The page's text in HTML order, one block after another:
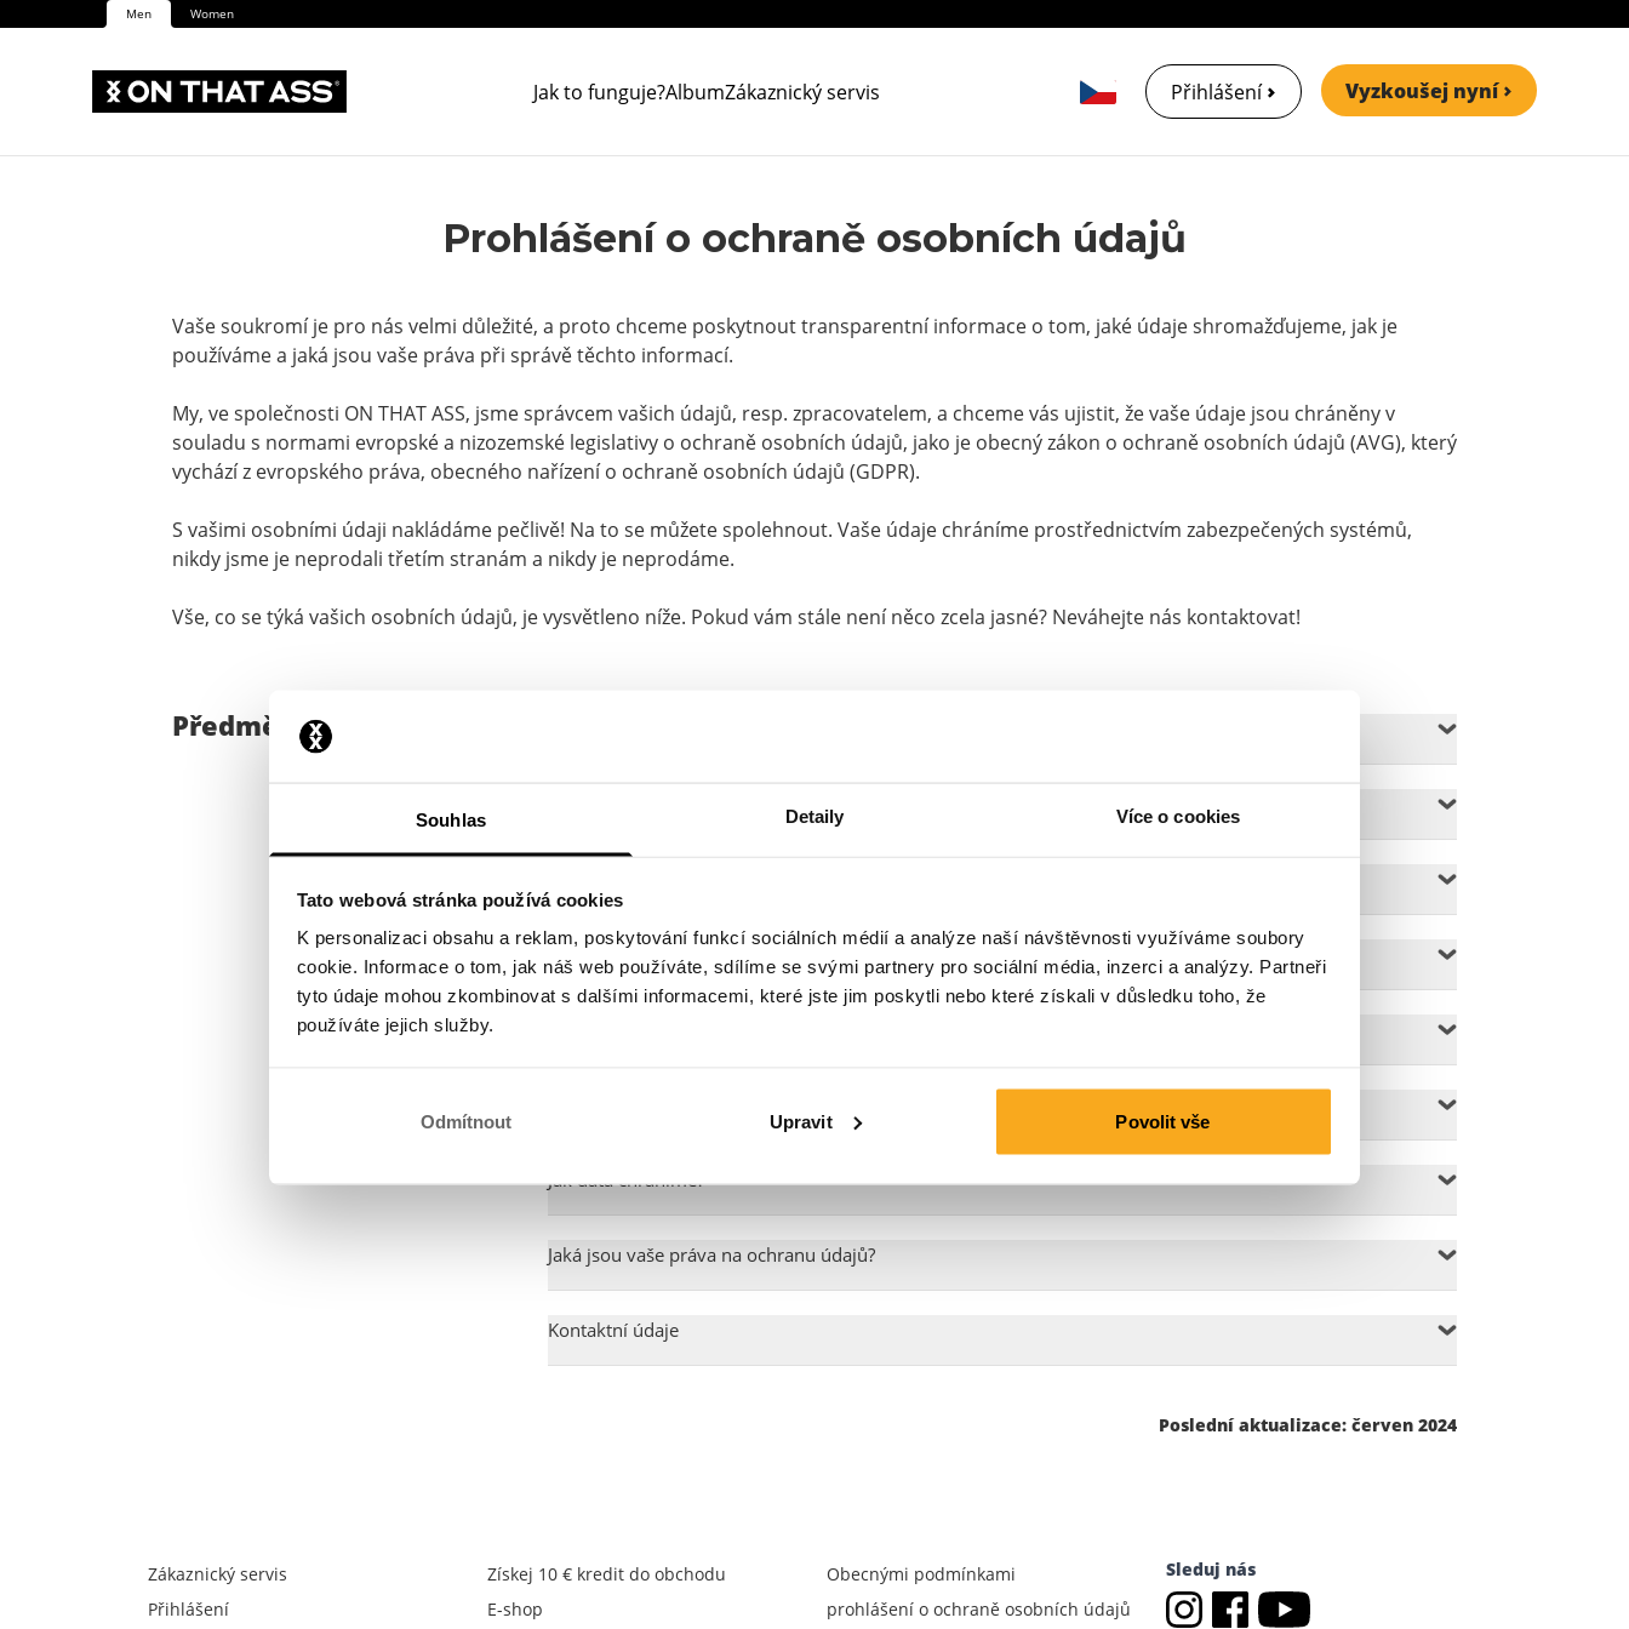
Souhlas Detaily Více o cookies
Tato webová stránka používá cookies
K personalizaci obsahu a reklam, poskytování funkcí sociálních médií a analýze naší návštěvnosti využíváme soubory
cookie. Informace o tom, jak náš web používáte, sdílíme se svými partnery pro sociální média, inzerci a analýzy. Partneři
tyto údaje mohou zkombinovat s dalšími informacemi, které jste jim poskytli nebo které získali v důsledku toho, že
používáte jejich služby.
Odmítnout Upravit Povolit vše
Men Women
Jak to funguje?AlbumZákaznický servis Přihlášení Vyzkoušej nyní
Prohlášení o ochraně osobních údajů
Vaše soukromí je pro nás velmi důležité, a proto chceme poskytnout transparentní informace o tom, jaké údaje shromažďujeme, jak je
používáme a jaká jsou vaše práva při správě těchto informací.
My, ve společnosti ON THAT ASS, jsme správcem vašich údajů, resp. zpracovatelem, a chceme vás ujistit, že vaše údaje jsou chráněny v
souladu s normami evropské a nizozemské legislativy o ochraně osobních údajů, jako je obecný zákon o ochraně osobních údajů (AVG), který
vychází z evropského práva, obecného nařízení o ochraně osobních údajů (GDPR).
S vašimi osobními údaji nakládáme pečlivě! Na to se můžete spolehnout. Vaše údaje chráníme prostřednictvím zabezpečených systémů,
nikdy jsme je neprodali třetím stranám a nikdy je neprodáme.
Vše, co se týká vašich osobních údajů, je vysvětleno níže. Pokud vám stále není něco zcela jasné? Neváhejte nás kontaktovat!
Předměty
Jak dlouho vaše údaje uchováváme?
Jak data chráníme?
Jaká jsou vaše práva na ochranu údajů?
Kontaktní údaje
Poslední aktualizace: červen 2024
Zákaznický servis
Přihlášení
Získej 10 € kredit do obchodu
E-shop
Obecnými podmínkami
prohlášení o ochraně osobních údajů
Sleduj nás